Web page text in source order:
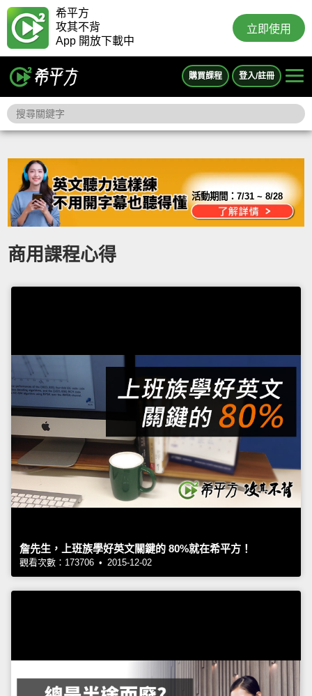
希平方
攻其不背
App 開放下載中
立即使用
購買課程 登入/註冊
活動期間：7/31 ~ 8/28
商用課程心得
詹先生，上班族學好英文關鍵的 80%就在希平方！
觀看次數：173706 • 2015-12-02